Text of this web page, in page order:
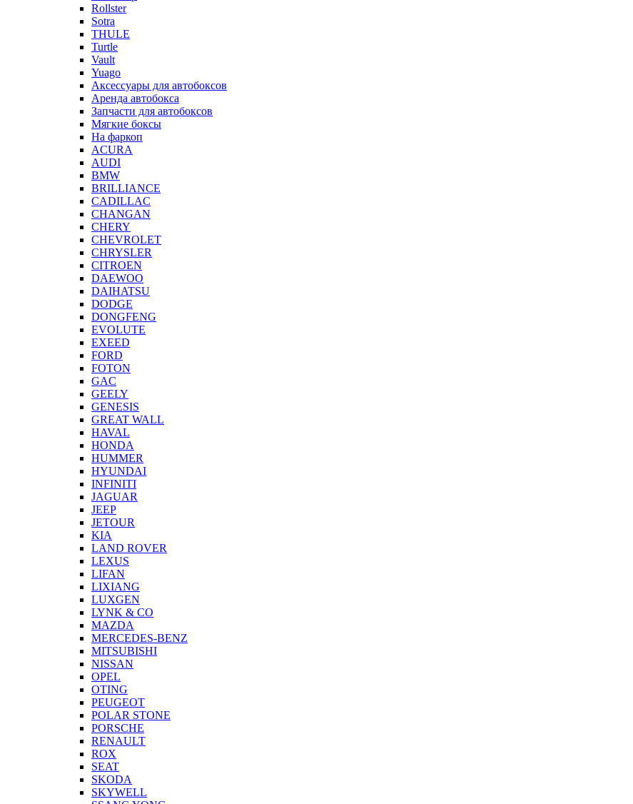
Rollster
Sotra
THULE
Turtle
Vault
Yuago
Аксессуары для автобоксов
Аренда автобокса
Запчасти для автобоксов
Мягкие боксы
На фаркоп
ACURA
AUDI
BMW
BRILLIANCE
CADILLAC
CHANGAN
CHERY
CHEVROLET
CHRYSLER
CITROEN
DAEWOO
DAIHATSU
DODGE
DONGFENG
EVOLUTE
EXEED
FORD
FOTON
GAC
GEELY
GENESIS
GREAT WALL
HAVAL
HONDA
HUMMER
HYUNDAI
INFINITI
JAGUAR
JEEP
JETOUR
KIA
LAND ROVER
LEXUS
LIFAN
LIXIANG
LUXGEN
LYNK & CO
MAZDA
MERCEDES-BENZ
MITSUBISHI
NISSAN
OPEL
OTING
PEUGEOT
POLAR STONE
PORSCHE
RENAULT
ROX
SEAT
SKODA
SKYWELL